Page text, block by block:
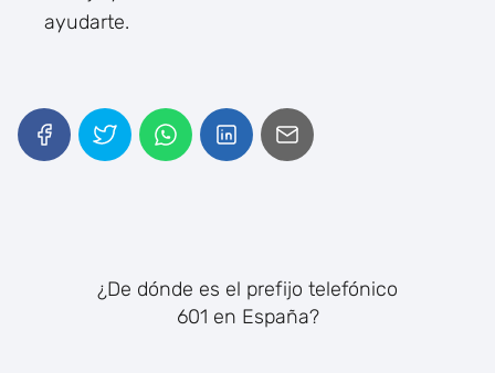
ayudarte.
¿De dónde es el prefijo telefónico
601 en España?